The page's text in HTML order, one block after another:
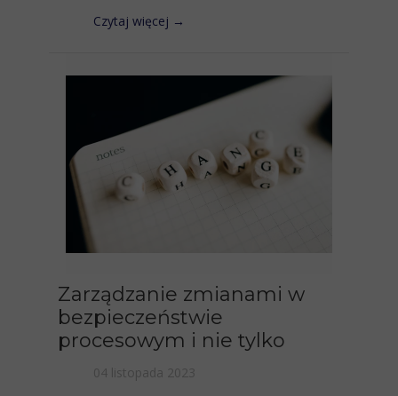
Czytaj więcej →
Zarządzanie zmianami w
bezpieczeństwie
procesowym i nie tylko
04 listopada 2023